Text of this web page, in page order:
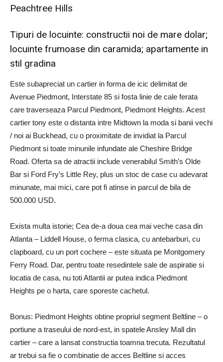
Peachtree Hills
Tipuri de locuinte: constructii noi de mare dolar;
locuinte frumoase din caramida; apartamente in
stil gradina
Este subapreciat un cartier in forma de icic delimitat de
Avenue Piedmont, Interstate 85 si fosta linie de cale ferata
care traverseaza Parcul Piedmont, Piedmont Heights. Acest
cartier tony este o distanta intre Midtown la moda si banii vechi
/ noi ai Buckhead, cu o proximitate de invidiat la Parcul
Piedmont si toate minunile infundate ale Cheshire Bridge
Road. Oferta sa de atractii include venerabilul Smith’s Olde
Bar si Ford Fry’s Little Rey, plus un stoc de case cu adevarat
minunate, mai mici, care pot fi atinse in parcul de bila de
500.000 USD.
Exista multa istorie; Cea de-a doua cea mai veche casa din
Atlanta – Liddell House, o ferma clasica, cu antebarburi, cu
clapboard, cu un port cochere – este situata pe Montgomery
Ferry Road. Dar, pentru toate resedintele sale de aspiratie si
locatia de casa, nu toti Atlantii ar putea indica Piedmont
Heights pe o harta, care sporeste cachetul.
Bonus: Piedmont Heights obtine propriul segment Beltline – o
portiune a traseului de nord-est, in spatele Ansley Mall din
cartier – care a lansat constructia toamna trecuta. Rezultatul
ar trebui sa fie o combinatie de acces Beltline si acces